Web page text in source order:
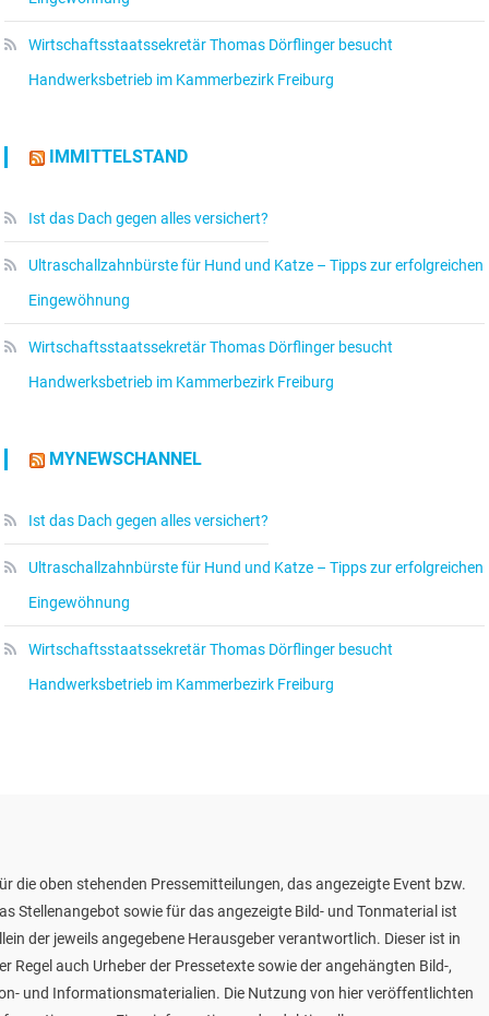
Wirtschaftsstaatssekretär Thomas Dörflinger besucht
Handwerksbetrieb im Kammerbezirk Freiburg
IMMITTELSTAND
Ist das Dach gegen alles versichert?
Ultraschallzahnbürste für Hund und Katze – Tipps zur erfolgreichen
Eingewöhnung
Wirtschaftsstaatssekretär Thomas Dörflinger besucht
Handwerksbetrieb im Kammerbezirk Freiburg
MYNEWSCHANNEL
Ist das Dach gegen alles versichert?
Ultraschallzahnbürste für Hund und Katze – Tipps zur erfolgreichen
Eingewöhnung
Wirtschaftsstaatssekretär Thomas Dörflinger besucht
Handwerksbetrieb im Kammerbezirk Freiburg
die oben stehenden Pressemitteilungen, das angezeigte Event bzw.
Stellenangebot sowie für das angezeigte Bild- und Tonmaterial ist
der jeweils angegebene Herausgeber verantwortlich. Dieser ist in
Regel auch Urheber der Pressetexte sowie der angehängten Bild-,
und Informationsmaterialien. Die Nutzung von hier veröffentlichten